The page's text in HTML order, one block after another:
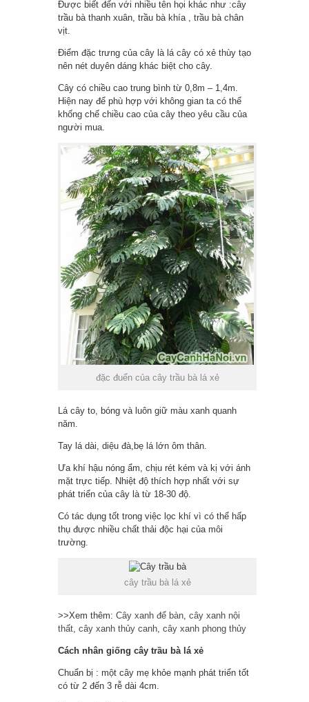
Được biết đến với nhiều tên họi khác như :cây
trầu bà thanh xuân, trầu bà khía , trầu bà chân
vịt.
Điểm đặc trưng của cây là lá cây có xẻ thùy tạo
nên nét duyên dáng khác biệt cho cây.
Cây có chiều cao trung bình từ 0,8m – 1,4m.
Hiện nay để phù hợp với không gian ta có thể
khống chế chiều cao của cây theo yêu cầu của
người mua.
đặc đuển của cây trầu bà lá xẻ
Lá cây to, bóng và luôn giữ màu xanh quanh
năm.
Tay lá dài, diệu đà,bẹ lá lớn ôm thân.
Ưa khí hậu nóng ẩm, chịu rét kém và kị với ánh
mặt trực tiếp. Nhiệt độ thích hợp nhất với sự
phát triển của cây là từ 18-30 độ.
Có tác dụng tốt trong việc lọc khí vì có thể hấp
thụ được nhiều chất thải độc hại của môi
trường.
cây trầu bà lá xẻ
>>Xem thêm: Cây xanh để bàn, cây xanh nội
thất, cây xanh thủy canh, cây xanh phong thủy
Cách nhân giống cây trầu bà lá xẻ
Chuẩn bị : một cây mẹ khỏe mạnh phát triển tốt
có từ 2 đến 3 rễ dài 4cm.